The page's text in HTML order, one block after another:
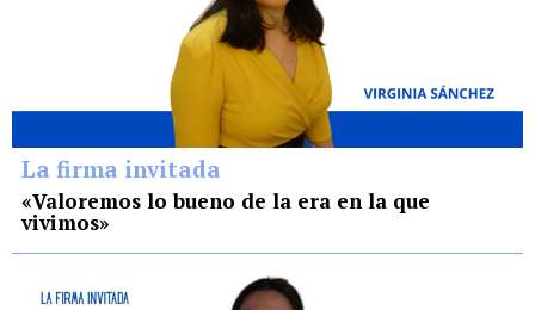
La firma invitada
«Valoremos lo bueno de la era en la que
vivimos»